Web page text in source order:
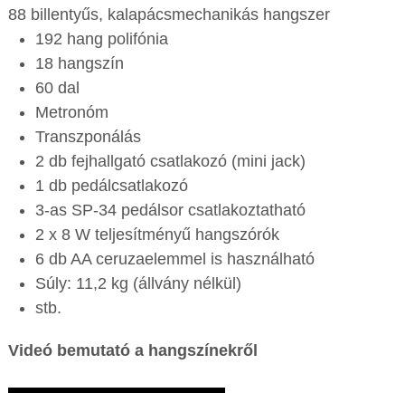
88 billentyűs, kalapácsmechanikás hangszer
192 hang polifónia
18 hangszín
60 dal
Metronóm
Transzponálás
2 db fejhallgató csatlakozó (mini jack)
1 db pedálcsatlakozó
3-as SP-34 pedálsor csatlakoztatható
2 x 8 W teljesítményű hangszórók
6 db AA ceruzaelemmel is használható
Súly: 11,2 kg (állvány nélkül)
stb.
Videó bemutató a hangszínekről